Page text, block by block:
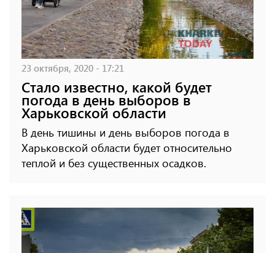
23 октября, 2020 - 17:21
Стало известно, какой будет
погода в день выборов в
Харьковской области
В день тишины и день выборов погода в
Харьковской области будет относительно
теплой и без существенных осадков.